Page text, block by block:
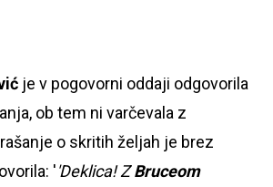
je v pogovorni oddaji odgovorila
ob tem ni varčevala z
o skritih željah je brez
''Deklica! ZBruceom